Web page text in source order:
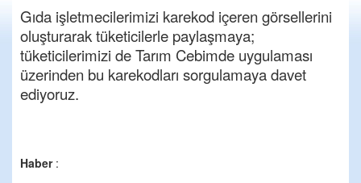
Gıda işletmecilerimizi karekod içeren görsellerini
oluşturarak tüketicilerle paylaşmaya;
tüketicilerimizi de Tarım Cebimde uygulaması
üzerinden bu karekodları sorgulamaya davet
ediyoruz.
Haber: